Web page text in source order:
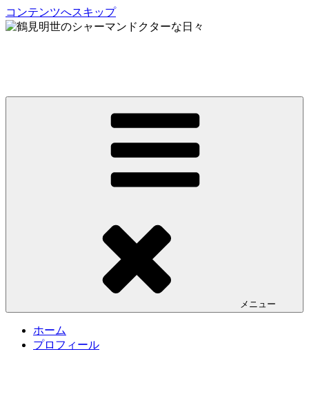
コンテンツへスキップ
メニュー
ホーム
プロフィール